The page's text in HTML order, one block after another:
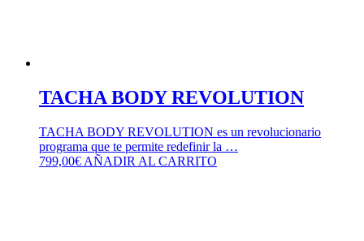
TACHA BODY REVOLUTION
TACHA BODY REVOLUTION es un revolucionario
programa que te permite redefinir la …
799,00€ AÑADIR AL CARRITO